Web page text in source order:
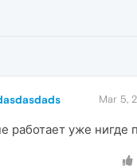
Mar 5,
работает уже нигде